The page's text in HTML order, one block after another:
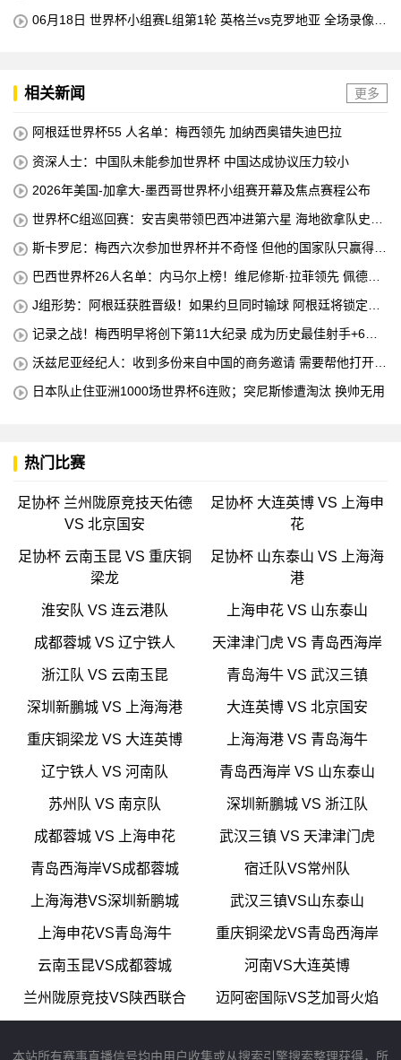
06月18日 世界杯小组赛L组第1轮 英格兰vs克罗地亚 全场录像回
相关新闻 更多
阿根廷世界杯55 人名单：梅西领先 加纳西奥错失迪巴拉
资深人士：中国队未能参加世界杯 中国达成协议压力较小
2026年美国-加拿大-墨西哥世界杯小组赛开幕及焦点赛程公布
世界杯C组巡回赛：安吉奥带领巴西冲进第六星 海地欲拿队史首
斯卡罗尼：梅西六次参加世界杯并不奇怪 但他的国家队只赢得了
巴西世界杯26人名单：内马尔上榜！维尼修斯·拉菲领先 佩德罗
J组形势：阿根廷获胜晋级！如果约旦同时输球 阿根廷将锁定榜
记录之战！梅西明早将创下第11大纪录 成为历史最佳射手+6次
沃兹尼亚经纪人：收到多份来自中国的商务邀请 需要帮他打开中
日本队止住亚洲1000场世界杯6连败；突尼斯惨遭淘汰 换帅无用
热门比赛
足协杯 兰州陇原竞技天佑德
VS 北京国安
足协杯 大连英博 VS 上海申
花
足协杯 云南玉昆 VS 重庆铜
梁龙
足协杯 山东泰山 VS 上海海
港
淮安队 VS 连云港队 上海申花 VS 山东泰山
成都蓉城 VS 辽宁铁人 天津津门虎 VS 青岛西海岸
浙江队 VS 云南玉昆 青岛海牛 VS 武汉三镇
深圳新鵬城 VS 上海海港 大连英博 VS 北京国安
重庆铜梁龙 VS 大连英博 上海海港 VS 青岛海牛
辽宁铁人 VS 河南队 青岛西海岸 VS 山东泰山
苏州队 VS 南京队 深圳新鵬城 VS 浙江队
成都蓉城 VS 上海申花 武汉三镇 VS 天津津门虎
青岛西海岸VS成都蓉城 宿迁队VS常州队
上海海港VS深圳新鹏城 武汉三镇VS山东泰山
上海申花VS青岛海牛 重庆铜梁龙VS青岛西海岸
云南玉昆VS成都蓉城 河南VS大连英博
兰州陇原竞技VS陕西联合 迈阿密国际VS芝加哥火焰
本站所有赛事直播信号均由用户收集或从搜索引擎搜索整理获得，所